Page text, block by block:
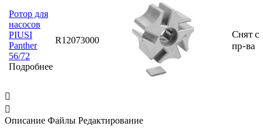
Ротор для
насосов
PIUSI
Panther
56/72
Подробнее
R12073000
Снят с
пр-ва


Описание Файлы Редактирование